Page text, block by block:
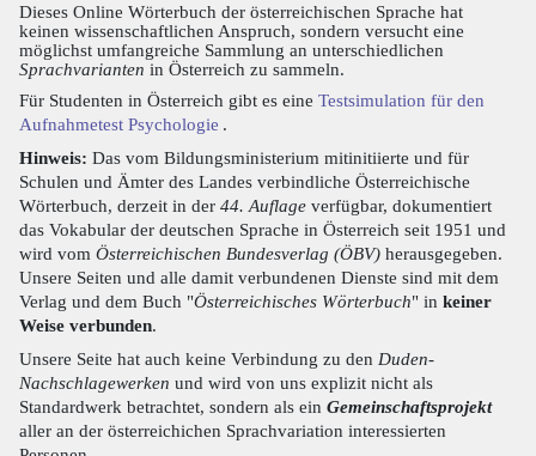
Dieses Online Wörterbuch der österreichischen Sprache hat
keinen wissenschaftlichen Anspruch, sondern versucht eine
möglichst umfangreiche Sammlung an unterschiedlichen
Sprachvarianten in Österreich zu sammeln.
Für Studenten in Österreich gibt es eine Testsimulation für den
Aufnahmetest Psychologie .
Hinweis: Das vom Bildungsministerium mitinitiierte und für
Schulen und Ämter des Landes verbindliche Österreichische
Wörterbuch, derzeit in der 44. Auflage verfügbar, dokumentiert
das Vokabular der deutschen Sprache in Österreich seit 1951 und
wird vom Österreichischen Bundesverlag (ÖBV) herausgegeben.
Unsere Seiten und alle damit verbundenen Dienste sind mit dem
Verlag und dem Buch "Österreichisches Wörterbuch" in keiner
Weise verbunden.
Unsere Seite hat auch keine Verbindung zu den Duden-
Nachschlagewerken und wird von uns explizit nicht als
Standardwerk betrachtet, sondern als ein Gemeinschaftsprojekt
aller an der österreichichen Sprachvariation interessierten